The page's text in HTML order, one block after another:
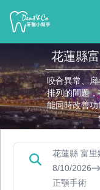
花蓮縣
咬合異常、
排列的問題
能同時改善
花蓮縣 富里
8/10/2026
正顎手術